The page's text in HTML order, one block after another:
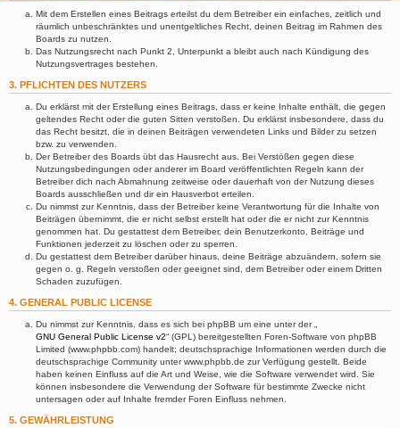
Mit dem Erstellen eines Beitrags erteilst du dem Betreiber ein einfaches, zeitlich und
räumlich unbeschränktes und unentgeltliches Recht, deinen Beitrag im Rahmen des
Boards zu nutzen.
Das Nutzungsrecht nach Punkt 2, Unterpunkt a bleibt auch nach Kündigung des
Nutzungsvertrages bestehen.
3. PFLICHTEN DES NUTZERS
Du erklärst mit der Erstellung eines Beitrags, dass er keine Inhalte enthält, die gegen
geltendes Recht oder die guten Sitten verstoßen. Du erklärst insbesondere, dass du
das Recht besitzt, die in deinen Beiträgen verwendeten Links und Bilder zu setzen
bzw. zu verwenden.
Der Betreiber des Boards übt das Hausrecht aus. Bei Verstößen gegen diese
Nutzungsbedingungen oder anderer im Board veröffentlichten Regeln kann der
Betreiber dich nach Abmahnung zeitweise oder dauerhaft von der Nutzung dieses
Boards ausschließen und dir ein Hausverbot erteilen.
Du nimmst zur Kenntnis, dass der Betreiber keine Verantwortung für die Inhalte von
Beiträgen übernimmt, die er nicht selbst erstellt hat oder die er nicht zur Kenntnis
genommen hat. Du gestattest dem Betreiber, dein Benutzerkonto, Beiträge und
Funktionen jederzeit zu löschen oder zu sperren.
Du gestattest dem Betreiber darüber hinaus, deine Beiträge abzuändern, sofern sie
gegen o. g. Regeln verstoßen oder geeignet sind, dem Betreiber oder einem Dritten
Schaden zuzufügen.
4. GENERAL PUBLIC LICENSE
Du nimmst zur Kenntnis, dass es sich bei phpBB um eine unter der „
GNU General Public License v2“ (GPL) bereitgestellten Foren-Software von phpBB
Limited (www.phpbb.com) handelt; deutschsprachige Informationen werden durch die
deutschsprachige Community unter www.phpbb.de zur Verfügung gestellt. Beide
haben keinen Einfluss auf die Art und Weise, wie die Software verwendet wird. Sie
können insbesondere die Verwendung der Software für bestimmte Zwecke nicht
untersagen oder auf Inhalte fremder Foren Einfluss nehmen.
5. GEWÄHRLEISTUNG